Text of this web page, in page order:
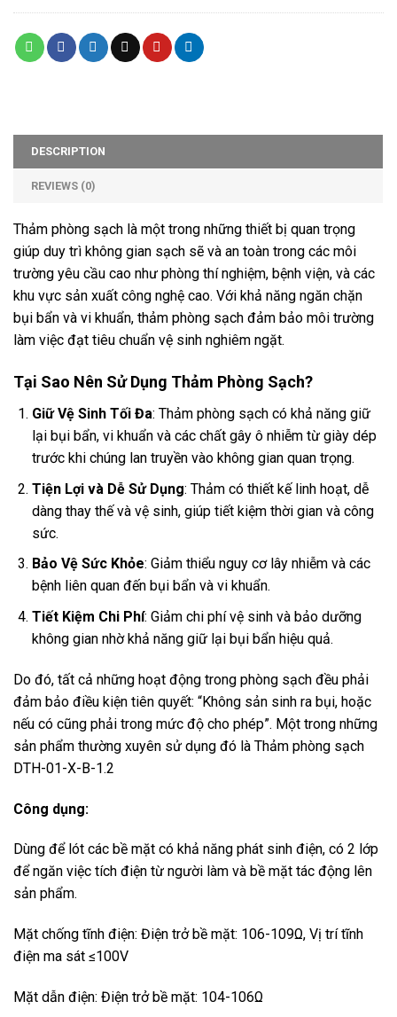
DESCRIPTION
REVIEWS (0)
Thảm phòng sạch là một trong những thiết bị quan trọng
giúp duy trì không gian sạch sẽ và an toàn trong các môi
trường yêu cầu cao như phòng thí nghiệm, bệnh viện, và các
khu vực sản xuất công nghệ cao. Với khả năng ngăn chặn
bụi bẩn và vi khuẩn, thảm phòng sạch đảm bảo môi trường
làm việc đạt tiêu chuẩn vệ sinh nghiêm ngặt.
Tại Sao Nên Sử Dụng Thảm Phòng Sạch?
Giữ Vệ Sinh Tối Đa: Thảm phòng sạch có khả năng giữ
lại bụi bẩn, vi khuẩn và các chất gây ô nhiễm từ giày dép
trước khi chúng lan truyền vào không gian quan trọng.
Tiện Lợi và Dễ Sử Dụng: Thảm có thiết kế linh hoạt, dễ
dàng thay thế và vệ sinh, giúp tiết kiệm thời gian và công
sức.
Bảo Vệ Sức Khỏe: Giảm thiểu nguy cơ lây nhiễm và các
bệnh liên quan đến bụi bẩn và vi khuẩn.
Tiết Kiệm Chi Phí: Giảm chi phí vệ sinh và bảo dưỡng
không gian nhờ khả năng giữ lại bụi bẩn hiệu quả.
Do đó, tất cả những hoạt động trong phòng sạch đều phải
đảm bảo điều kiện tiên quyết: “Không sản sinh ra bụi, hoặc
nếu có cũng phải trong mức độ cho phép”. Một trong những
sản phẩm thường xuyên sử dụng đó là Thảm phòng sạch
DTH-01-X-B-1.2
Công dụng:
Dùng để lót các bề mặt có khả năng phát sinh điện, có 2 lớp
để ngăn việc tích điện từ người làm và bề mặt tác động lên
sản phẩm.
Mặt chống tĩnh điện: Điện trở bề mặt: 106-109Ω, Vị trí tĩnh
điện ma sát ≤100V
Mặt dẫn điện: Điện trở bề mặt: 104-106Ω